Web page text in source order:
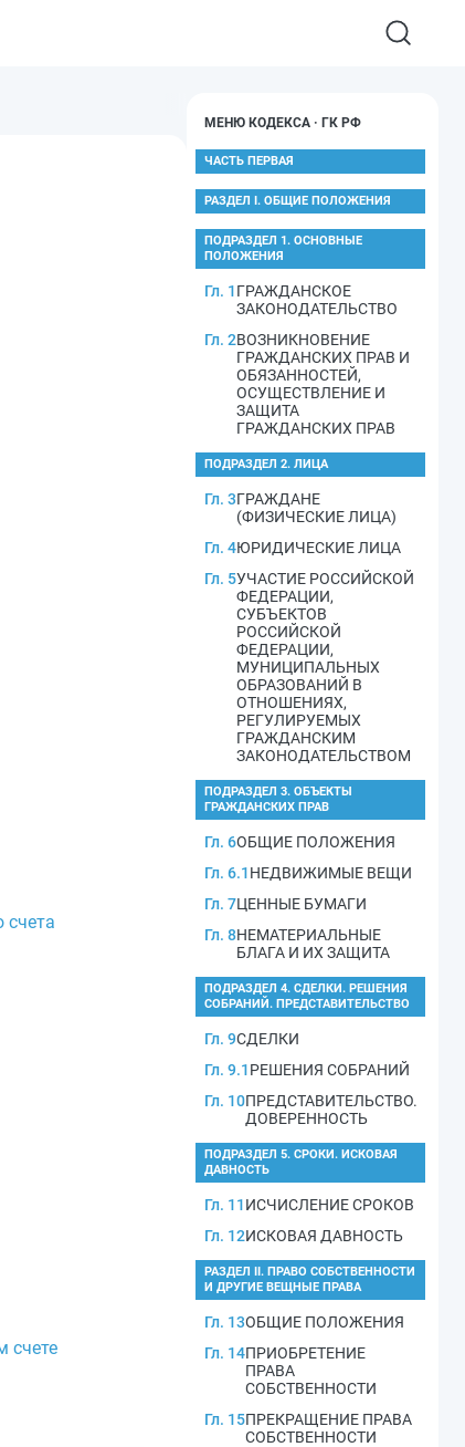
счета
счете
МЕНЮ КОДЕКСА · ГК РФ
ЧАСТЬ ПЕРВАЯ
РАЗДЕЛ I. ОБЩИЕ ПОЛОЖЕНИЯ
ПОДРАЗДЕЛ 1. ОСНОВНЫЕ
ПОЛОЖЕНИЯ
Гл. 1ГРАЖДАНСКОЕ
ЗАКОНОДАТЕЛЬСТВО
Гл. 2ВОЗНИКНОВЕНИЕ
ГРАЖДАНСКИХ ПРАВ И
ОБЯЗАННОСТЕЙ,
ОСУЩЕСТВЛЕНИЕ И
ЗАЩИТА
ГРАЖДАНСКИХ ПРАВ
ПОДРАЗДЕЛ 2. ЛИЦА
Гл. 3ГРАЖДАНЕ
(ФИЗИЧЕСКИЕ ЛИЦА)
Гл. 4ЮРИДИЧЕСКИЕ ЛИЦА
Гл. 5УЧАСТИЕ РОССИЙСКОЙ
ФЕДЕРАЦИИ,
СУБЪЕКТОВ
РОССИЙСКОЙ
ФЕДЕРАЦИИ,
МУНИЦИПАЛЬНЫХ
ОБРАЗОВАНИЙ В
ОТНОШЕНИЯХ,
РЕГУЛИРУЕМЫХ
ГРАЖДАНСКИМ
ЗАКОНОДАТЕЛЬСТВОМ
ПОДРАЗДЕЛ 3. ОБЪЕКТЫ
ГРАЖДАНСКИХ ПРАВ
Гл. 6ОБЩИЕ ПОЛОЖЕНИЯ
Гл. 6.1НЕДВИЖИМЫЕ ВЕЩИ
Гл. 7ЦЕННЫЕ БУМАГИ
Гл. 8НЕМАТЕРИАЛЬНЫЕ
БЛАГА И ИХ ЗАЩИТА
ПОДРАЗДЕЛ 4. СДЕЛКИ. РЕШЕНИЯ
СОБРАНИЙ. ПРЕДСТАВИТЕЛЬСТВО
Гл. 9СДЕЛКИ
Гл. 9.1РЕШЕНИЯ СОБРАНИЙ
Гл. 10ПРЕДСТАВИТЕЛЬСТВО.
ДОВЕРЕННОСТЬ
ПОДРАЗДЕЛ 5. СРОКИ. ИСКОВАЯ
ДАВНОСТЬ
Гл. 11ИСЧИСЛЕНИЕ СРОКОВ
Гл. 12ИСКОВАЯ ДАВНОСТЬ
РАЗДЕЛ II. ПРАВО СОБСТВЕННОСТИ
И ДРУГИЕ ВЕЩНЫЕ ПРАВА
Гл. 13ОБЩИЕ ПОЛОЖЕНИЯ
Гл. 14ПРИОБРЕТЕНИЕ
ПРАВА
СОБСТВЕННОСТИ
Гл. 15ПРЕКРАЩЕНИЕ ПРАВА
СОБСТВЕННОСТИ